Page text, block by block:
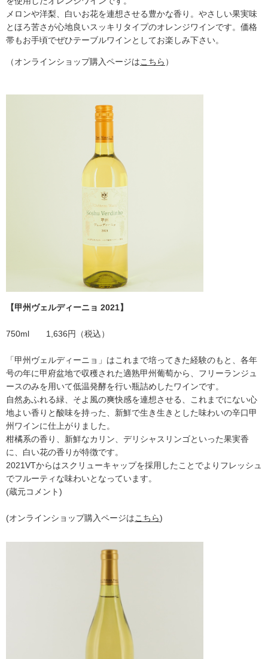
メロンや洋梨、白いお花を連想させる豊かな香り。やさしい果実味
とほろ苦さが心地良いスッキリタイプのオレンジワインです。価格
帯もお手頃でぜひテーブルワインとしてお楽しみ下さい。
（オンラインショップ購入ページはこちら ）
【甲州ヴェルディーニョ 2021】
750ml 1,636円（税込）
「甲州ヴェルディーニョ」はこれまで培ってきた経験のもと、各年
号の年に甲府盆地で収穫された適熟甲州葡萄から、フリーランジュ
ースのみを用いて低温発酵を行い瓶詰めしたワインです。
自然あふれる緑、そよ風の爽快感を連想させる、これまでにない心
地よい香りと酸味を持った、新鮮で生き生きとした味わいの辛口甲
州ワインに仕上がりました。
柑橘系の香り、新鮮なカリン、デリシャスリンゴといった果実香
に、白い花の香りが特徴です。
2021VTからはスクリューキャップを採用したことでよりフレッシュ
でフルーティな味わいとなっています。
(蔵元コメント)
(オンラインショップ購入ページはこちら)